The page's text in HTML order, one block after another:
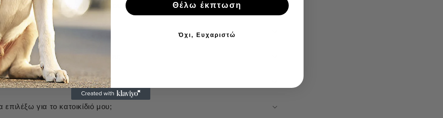
η παραγγελία μου;
τα μεταφορικά έξοδα;
πληρώσω την παραγγελία μου;
είναι άμεσα διαθέσιμα;
για το κατοικίδιό μου;
Θέλω έκπτωση
Όχι, Ευχαριστώ